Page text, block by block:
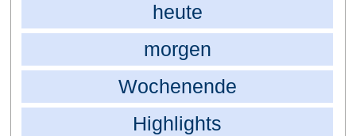
heute
morgen
Wochenende
Highlights